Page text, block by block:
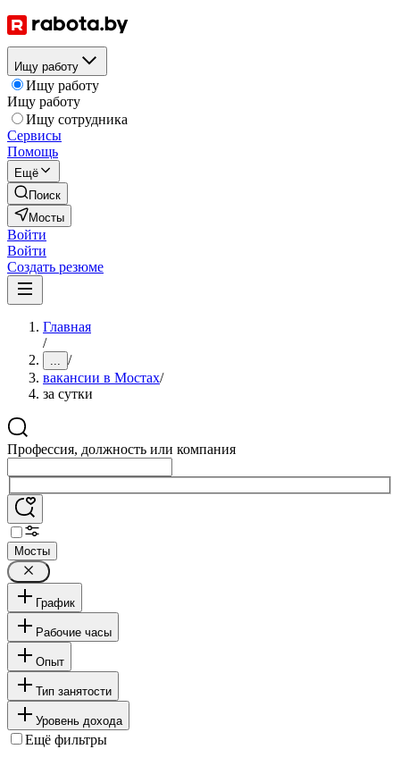
Ищу работу
Ищу работу
Ищу работу
Ищу сотрудника
Сервисы
Помощь
Ещё
Поиск
Мосты
Войти
Войти
Создать резюме
Главная
/
... /
вакансии в Мостах/
за сутки
Профессия, должность или компания
Мосты
График
Рабочие часы
Опыт
Тип занятости
Уровень дохода
Ещё фильтры